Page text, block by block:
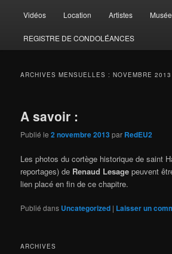
Vidéos Location Artistes Musée
REGISTRE DE CONDOLÉANCES
ARCHIVES MENSUELLES :NOVEMBRE 2013
A savoir :
Publié le2 novembre 2013par RedEU2
Les photos du cortège historique de saint
reportages) de Renaud Lesage peuvent
lien placé en fin de ce chapitre.
Publié dans Uncategorized | Laisser un
ARCHIVES